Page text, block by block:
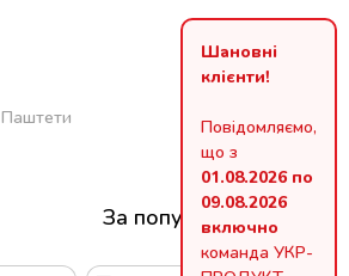
Шановні
клієнти!
Повідомляємо,
що з
01.08.2026 по
09.08.2026
включно
команда УКР-
Паштети
За популярністю